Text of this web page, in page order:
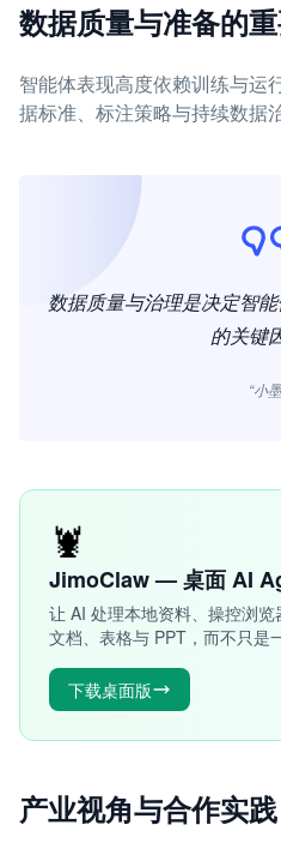
数据质量与准备的
智能体表现高度依赖训练与运
据标准、标注策略与持续数据
数据质量与治理是决定智
的关键
“小
🦞
JimoClaw — 桌面 AI
让 AI 处理本地资料、操控浏
文档、表格与 PPT，而不只是
下载桌面版
产业视角与合作实践